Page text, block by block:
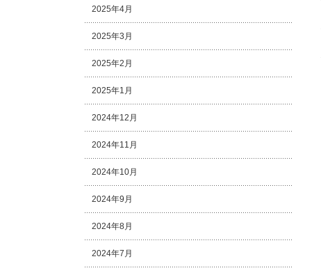
2025年4月
2025年3月
2025年2月
2025年1月
2024年12月
2024年11月
2024年10月
2024年9月
2024年8月
2024年7月